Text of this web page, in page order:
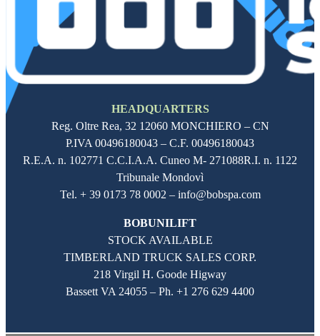
HEADQUARTERS
Reg. Oltre Rea, 32 12060 MONCHIERO – CN
P.IVA 00496180043 – C.F. 00496180043
R.E.A. n. 102771 C.C.I.A.A. Cuneo M- 271088R.I. n. 1122
Tribunale Mondovì
Tel. + 39 0173 78 0002 – info@bobspa.com
BOBUNILIFT
STOCK AVAILABLE
TIMBERLAND TRUCK SALES CORP.
218 Virgil H. Goode Higway
Bassett VA 24055 – Ph. +1 276 629 4400